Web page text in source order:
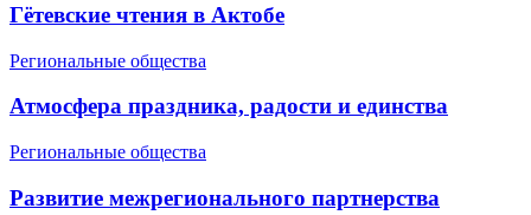
Гётевские чтения в Актобе
Региональные общества
Атмосфера праздника, радости и единства
Региональные общества
Развитие межрегионального партнерства